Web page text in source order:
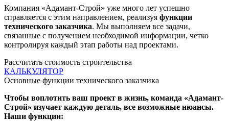
Компания «Адамант-Строй» уже много лет успешно
справляется с этим направлением, реализуя функции
технического заказчика. Мы выполняем все задачи,
связанные с получением необходимой информации, четко
контролируя каждый этап работы над проектами.
Рассчитать стоимость строительства
КАЛЬКУЛЯТОР
Основные функции технического заказчика
Чтобы воплотить ваш проект в жизнь, команда «Адамант-
Строй» изучает каждую деталь, все возможные нюансы.
Наши функции: